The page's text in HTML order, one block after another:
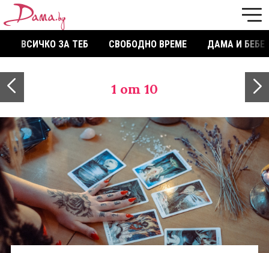
ВСИЧКО ЗА ТЕБ СВОБОДНО ВРЕМЕ ДАМА И БЕБЕ
1 от 10